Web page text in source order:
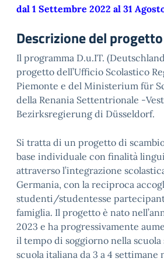
dal 1 Settembre 2022 al 31
Descrizione del progetto
Il programma D.u.IT.
progetto dell’Ufficio Scolastico
Piemonte e del Ministerium für
della Renania Settentrionale -
Bezirksregierung di Düsseldorf.
Si tratta di un progetto di
base individuale con finalità
attraverso l’integrazione
Germania, con la reciproca
studenti/studentesse
famiglia. Il progetto è nato
2023 e ha progressivamente
il tempo di soggiorno nella
scuola italiana da 3 a 4 settimane